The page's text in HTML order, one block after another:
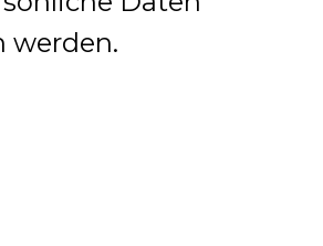
werden.